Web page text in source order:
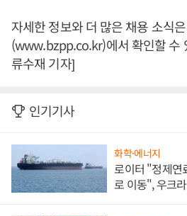
자세한 정보와 더 많은 채용 소식
(www.bzpp.co.kr)에서 확인할 수
류수재 기자]
인기기사
화학·에너지
로이터 "정제연
로 이동", 우크